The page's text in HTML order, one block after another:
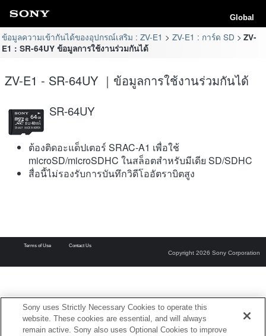
Global
ข้อมูลความเข้ากันได้ของอุปกรณ์เสริม : ZV-E1 ZV-E1 : การ์ด SD
ZV-
E1 : SR-64UY ข้อมูลการใช้งานร่วมกันได้
ZV-E1 - SR-64UY ｜ข้อมูลการใช้งานร่วมกันได้
SR-64UY
ต้องติดอะแด็ปเตอร์ SRAC-A1 เพื่อใช้
microSD/microSDHC ในสล็อตสำหรับมีเดีย SD/SDHC
สื่อนี้ไม่รองรับการบันทึกวิดีโออัตราบิตสูง
Terms of Use Contact Us
Copyright 2026 Sony Corporation
Sony uses Strictly Necessary Cookies to operate this
website. These cookies are essential, and will always
remain active. Sony also uses Optional Cookies to improve